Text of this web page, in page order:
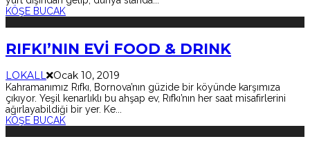
KÖŞE BUCAK
RIFKI’NIN EVİ FOOD & DRINK
LOKALL Ocak 10, 2019
Kahramanımız Rıfkı, Bornova’nın güzide bir köyünde karşımıza
çıkıyor. Yeşil kenarlıklı bu ahşap ev, Rıfkı’nın her saat misafirlerini
ağırlayabildiği bir yer. Ke...
KÖŞE BUCAK